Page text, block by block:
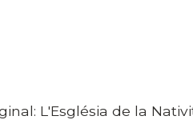
L'Església de la